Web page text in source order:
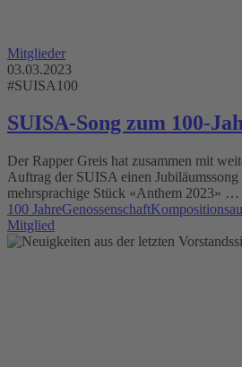
Mitglieder
03.03.2023
#SUISA100
SUISA-Song zum 100-
Der Rapper Greis hat zusammen mit
Auftrag der SUISA einen
mehrsprachige Stück «Anthem 2023» …
100 JahreGenossenschaft
Mitglied